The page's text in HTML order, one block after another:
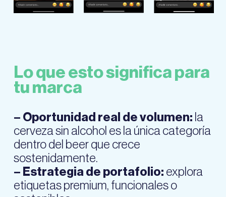
Lo que esto significa para
tu marca
– Oportunidad real de volumen: la
cerveza sin alcohol es la única categoría
dentro del beer que crece
sostenidamente.
– Estrategia de portafolio: explora
etiquetas premium, funcionales o